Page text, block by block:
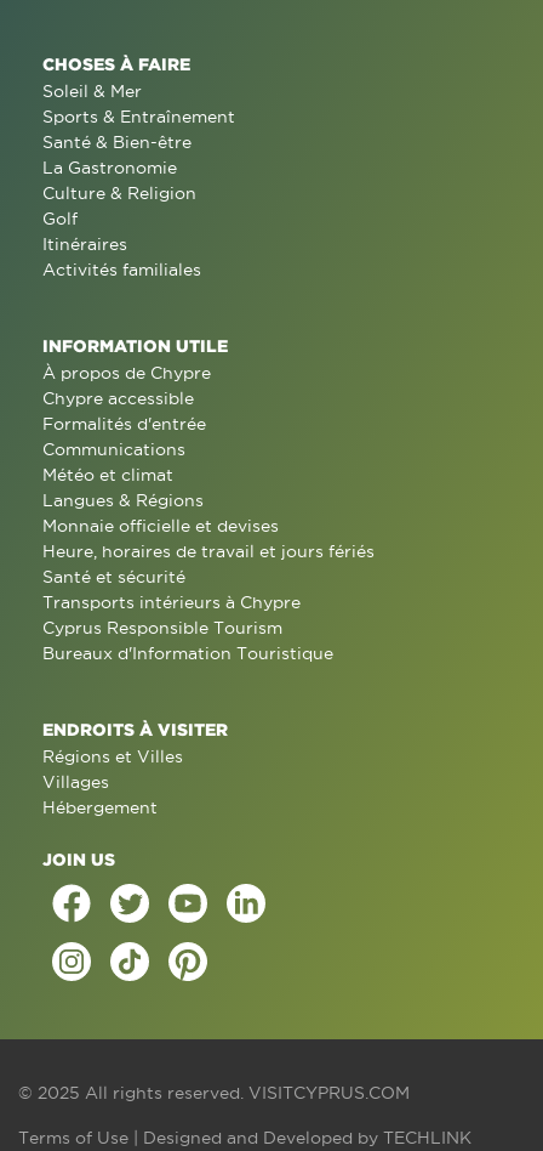
CHOSES À FAIRE
Soleil & Mer
Sports & Entraînement
Santé & Bien-être
La Gastronomie
Culture & Religion
Golf
Itinéraires
Activités familiales
INFORMATION UTILE
À propos de Chypre
Chypre accessible
Formalités d'entrée
Communications
Météo et climat
Langues & Régions
Monnaie officielle et devises
Heure, horaires de travail et jours fériés
Santé et sécurité
Transports intérieurs à Chypre
Cyprus Responsible Tourism
Bureaux d'Information Touristique
ENDROITS À VISITER
Régions et Villes
Villages
Hébergement
JOIN US
© 2025 All rights reserved. VISITCYPRUS.COM
Terms of Use | Designed and Developed by TECHLINK